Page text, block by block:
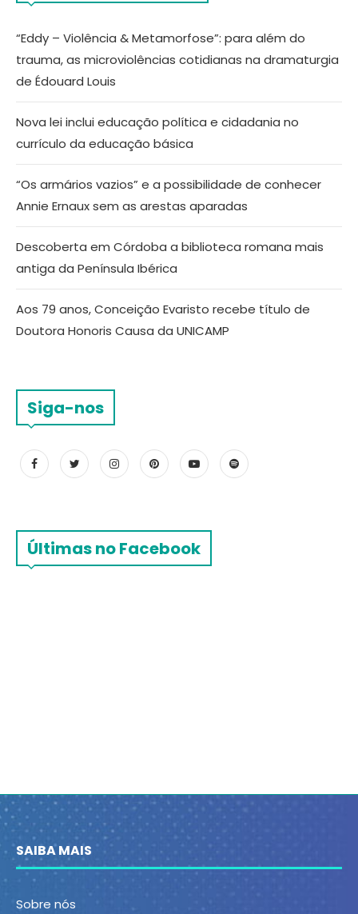
“Eddy – Violência & Metamorfose”: para além do
trauma, as microviolências cotidianas na dramaturgia
de Édouard Louis
Nova lei inclui educação política e cidadania no
currículo da educação básica
“Os armários vazios” e a possibilidade de conhecer
Annie Ernaux sem as arestas aparadas
Descoberta em Córdoba a biblioteca romana mais
antiga da Península Ibérica
Aos 79 anos, Conceição Evaristo recebe título de
Doutora Honoris Causa da UNICAMP
Siga-nos
Últimas no Facebook
SAIBA MAIS
Sobre nós